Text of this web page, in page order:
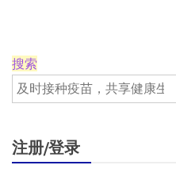
搜索
注册/登录